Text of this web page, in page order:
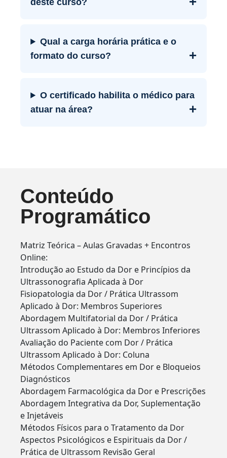
deste curso?
Qual a carga horária prática e o
formato do curso?
+
O certificado habilita o médico para
atuar na área?
+
Conteúdo
Programático
Matriz Teórica – Aulas Gravadas + Encontros
Online:
Introdução ao Estudo da Dor e Princípios da
Ultrassonografia Aplicada à Dor
Fisiopatologia da Dor / Prática Ultrassom
Aplicado à Dor: Membros Superiores
Abordagem Multifatorial da Dor / Prática
Ultrassom Aplicado à Dor: Membros Inferiores
Avaliação do Paciente com Dor / Prática
Ultrassom Aplicado à Dor: Coluna
Métodos Complementares em Dor e Bloqueios
Diagnósticos
Abordagem Farmacológica da Dor e Prescrições
Abordagem Integrativa da Dor, Suplementação
e Injetáveis
Métodos Físicos para o Tratamento da Dor
Aspectos Psicológicos e Espirituais da Dor /
Prática de Ultrassom Revisão Geral